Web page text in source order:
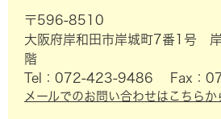
〒596-8510
大阪府岸和田市岸城町7番1号
階
Tel：072-423-9486
Fax：
メールでのお問い合わせはこちらか